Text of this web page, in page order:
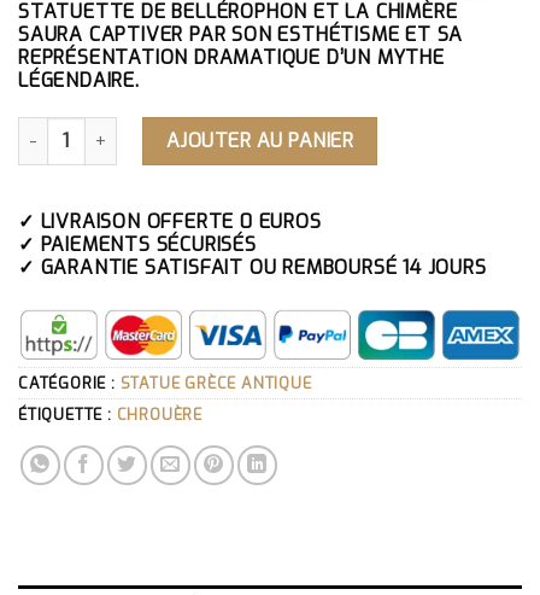
STATUETTE DE BELLÉROPHON ET LA CHIMÈRE
SAURA CAPTIVER PAR SON ESTHÉTISME ET SA
REPRÉSENTATION DRAMATIQUE D’UN MYTHE
LÉGENDAIRE.
QUANTITÉ DE STATUETTE DE BELLÉROPHON ET LA
AJOUTER AU PANIER
✓ LIVRAISON OFFERTE 0 EUROS
✓ PAIEMENTS SÉCURISÉS
✓ GARANTIE SATISFAIT OU REMBOURSÉ 14 JOURS
CATÉGORIE : STATUE GRÈCE ANTIQUE
ÉTIQUETTE : CHROUÈRE